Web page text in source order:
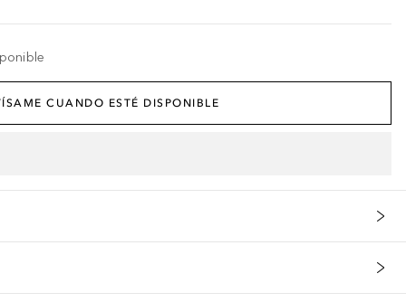
CUANDO ESTÉ DISPONIBLE